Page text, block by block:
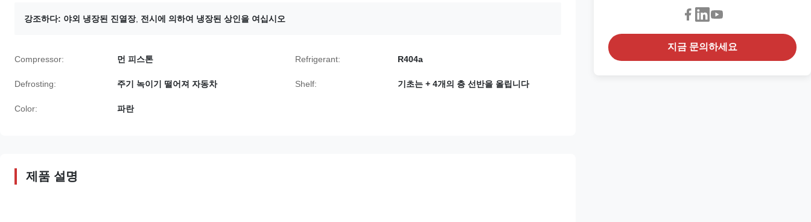
강조하다: 야외 냉장된 진열장, 전시에 의하여 냉장된 상인을 여십시오
Compressor: 먼 피스톤 Refrigerant: R404a
Defrosting: 주기 녹이기 떨어져 자동차 Shelf: 기초는 + 4개의 층 선반을 올립니다
Color: 파란
제품 설명
지금 문의하세요